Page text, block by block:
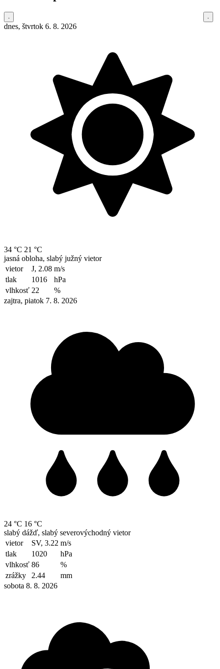
dnes, štvrtok 6. 8. 2026
34 °C 21 °C
jasná obloha, slabý južný vietor
vietor
J, 2.08 m/s
tlak
1016
hPa
vlhkosť 22
%
zajtra, piatok 7. 8. 2026
24 °C 16 °C
slabý dážď, slabý severovýchodný vietor
vietor
SV, 3.22 m/s
tlak
1020
hPa
vlhkosť 86
%
zrážky
2.44
mm
sobota 8. 8. 2026